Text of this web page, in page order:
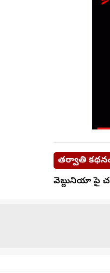
తర్వాతి
వెబ్దునియా పై